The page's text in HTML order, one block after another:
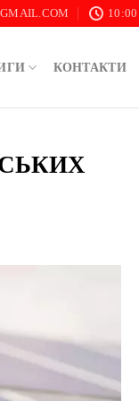
КОНТАКТИ